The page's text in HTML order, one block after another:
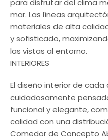
para disfrutar del clima
mar. Las líneas
materiales de alta
y sofisticado,
las vistas al entorno.
INTERIORES
El diseño interior de
cuidadosamente
funcional y elegante,
calidad con una
Comedor de Concepto